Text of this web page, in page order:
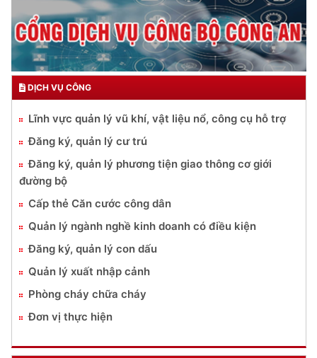
DỊCH VỤ CÔNG
Lĩnh vực quản lý vũ khí, vật liệu nổ, công cụ hỗ trợ
Đăng ký, quản lý cư trú
Đăng ký, quản lý phương tiện giao thông cơ giới
đường bộ
Cấp thẻ Căn cước công dân
Quản lý ngành nghề kinh doanh có điều kiện
Đăng ký, quản lý con dấu
Quản lý xuất nhập cảnh
Phòng cháy chữa cháy
Đơn vị thực hiện